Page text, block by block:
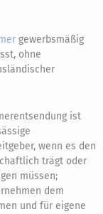
gewerbsmäßig
ohne
ist
wenn es den
trägt oder
müssen;
dem
und für eigene